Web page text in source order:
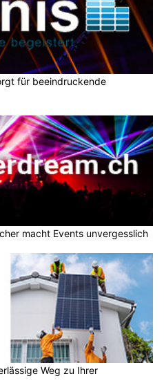
für beeindruckende
macht Events unvergesslich
Weg zu Ihrer